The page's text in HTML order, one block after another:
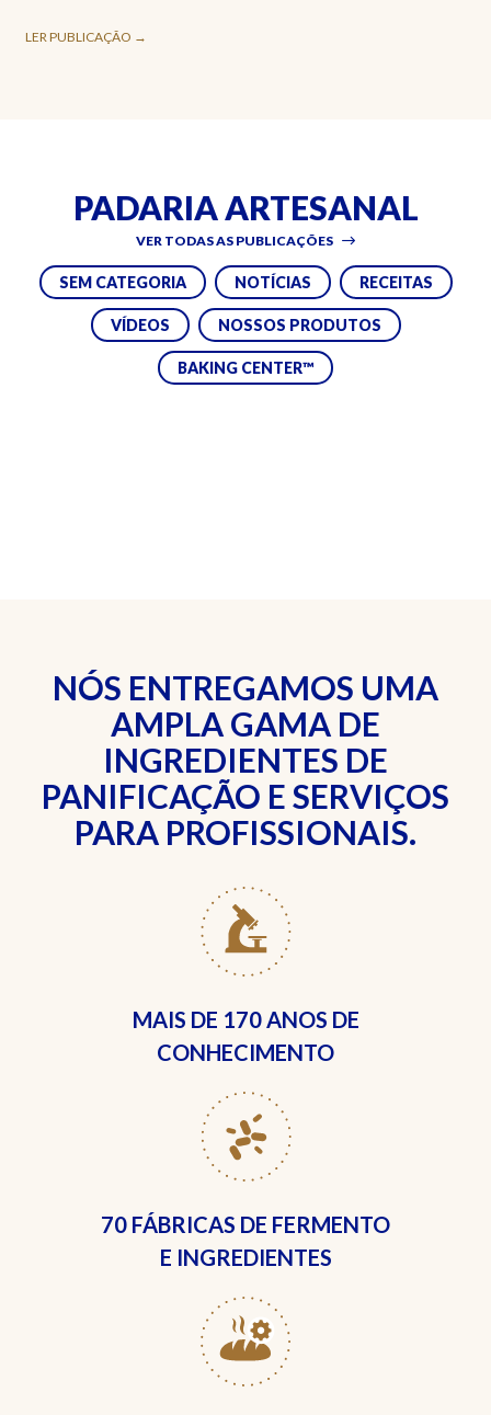
LER PUBLICAÇÃO →
PADARIA ARTESANAL
VER TODAS AS PUBLICAÇÕES
SEM CATEGORIA NOTÍCIAS RECEITAS
VÍDEOS NOSSOS PRODUTOS
BAKING CENTER™
NÓS ENTREGAMOS UMA
AMPLA GAMA DE
INGREDIENTES DE
PANIFICAÇÃO E SERVIÇOS
PARA PROFISSIONAIS.
MAIS DE 170 ANOS DE
CONHECIMENTO
70 FÁBRICAS DE FERMENTO
E INGREDIENTES